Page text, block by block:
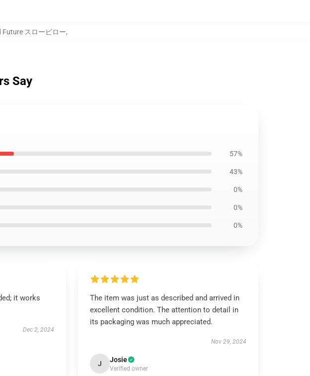
Future スローピロー,
Say
57%
43%
0%
0%
0%
it works
Dec 2, 2024
The item was just as described and arrived in
excellent condition. The attention to detail in
its packaging was much appreciated.
Nov 29, 2024
J Josie
Verified owner